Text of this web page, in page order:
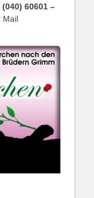
(040) 60601 –
Mail